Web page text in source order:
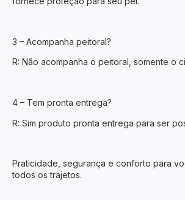
3 – Acompanha peitoral?
R: Não acompanha o peitoral, somente o
4 – Tem pronta entrega?
R: Sim produto pronta entrega para ser
Praticidade, segurança e conforto para
todos os trajetos.